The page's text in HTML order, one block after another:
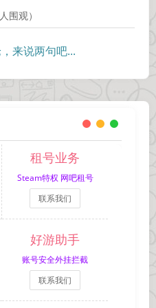
人围观）
来说两句吧...
租号业务
Steam特权 网吧租号
联系我们
好游助手
账号安全外挂拦截
联系我们